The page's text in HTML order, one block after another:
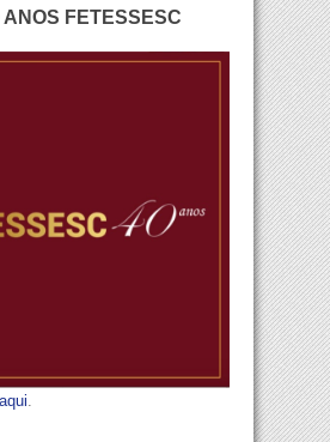
ANOS FETESSESC
.